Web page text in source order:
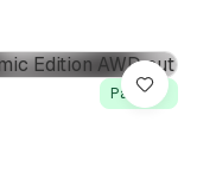
På lager
Lagre